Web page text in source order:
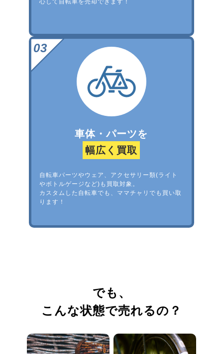
心して自転車を売却できます！
車体・パーツを
幅広く買取
自転車パーツやウェア、アクセサリー類(ライト
やボトルゲージなど)も買取対象。
カスタムした自転車でも、ママチャリでも買い取
ります！
でも、
こんな状態で売れるの？